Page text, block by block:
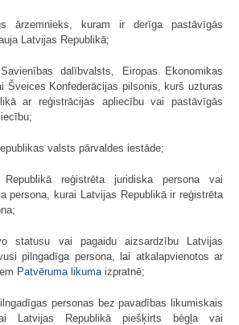
ārzemnieks, kuram ir derīga pastāvīgās
Latvijas Republikā;
dalībvalsts, Eiropas Ekonomikas
Šveices Konfederācijas pilsonis, kurš uzturas
ar reģistrācijas apliecību vai pastāvīgās
valsts pārvaldes iestāde;
reģistrēta juridiska persona vai
persona, kurai Latvijas Republikā ir reģistrēta
statusu vai pagaidu aizsardzību Latvijas
pilngadīga persona, lai atkalapvienotos ar
Patvēruma likuma izpratnē;
personas bez pavadības likumiskais
Latvijas Republikā piešķirts bēgļa vai